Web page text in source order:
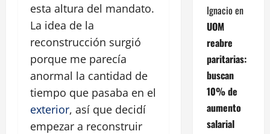
esta altura del mandato.
La idea de la
reconstrucción surgió
porque me parecía
anormal la cantidad de
tiempo que pasaba en el
exterior, así que decidí
empezar a reconstruir
Ignacio en
UOM
reabre
paritarias:
buscan
10% de
aumento
salarial